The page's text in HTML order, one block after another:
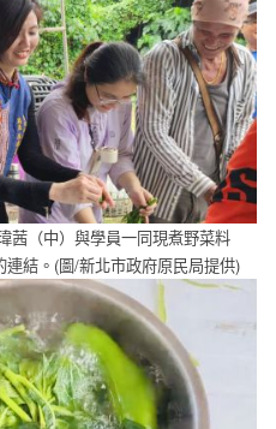
茜（中）與學員一同現煮野菜料
結。(圖/新北市政府原民局提供)